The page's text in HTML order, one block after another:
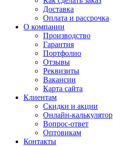
Доставка
Оплата и рассрочка
О компании
Производство
Гарантия
Портфолио
Отзывы
Реквизиты
Вакансии
Карта сайта
Клиентам
Скидки и акции
Онлайн-калькулятор
Вопрос-ответ
Оптовикам
Контакты